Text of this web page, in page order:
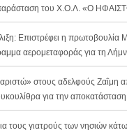
του Χ.Ο.Λ. «Ο
Επιστρέφει η
αερομεταφοράς για τη
στους αδελφούς Ζαΐμη
για την
τους γιατρούς των νησιών